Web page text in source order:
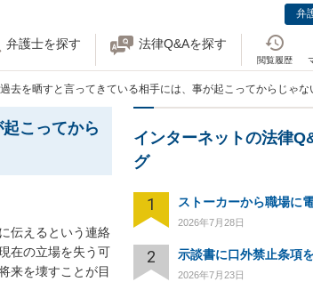
弁
弁護士を探す 法律Q&Aを探す
閲覧履歴
去を晒すと言ってきている相手には、事が起こってからじゃな
こってから
伝えるという連絡
在の立場を失う可
来を壊すことが目
インターネットの法律
グ
1 ストーカーから職場に
2026年7月28日
2
2026年7月23日